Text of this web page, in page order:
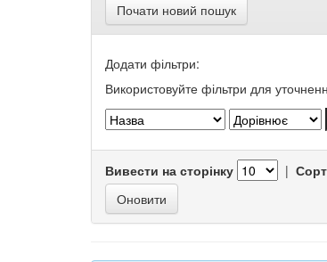
Почати новий пошук
Додати фільтри:
Використовуйте фільтри для
Вивести на сторінку |